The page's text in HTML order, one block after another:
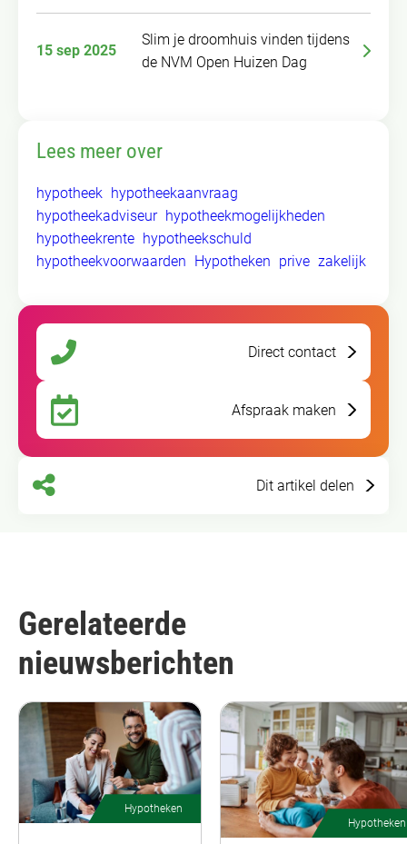
15 sep 2025
Slim je droomhuis vinden tijdens
de NVM Open Huizen Dag
Lees meer over
hypotheek hypotheekaanvraag
hypotheekadviseur hypotheekmogelijkheden
hypotheekrente hypotheekschuld
hypotheekvoorwaarden Hypotheken prive zakelijk
Direct contact
Afspraak maken
Dit artikel delen
Gerelateerde
nieuwsberichten
Hypotheken
Hypotheken